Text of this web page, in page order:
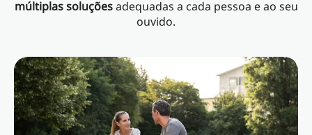
múltiplas soluçõesadequadas a cada pessoa e ao seu
ouvido.